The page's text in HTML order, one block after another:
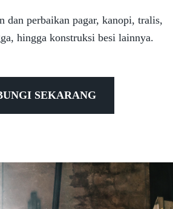
dan perbaikan pagar, kanopi, tralis,
hingga konstruksi besi lainnya.
SEKARANG